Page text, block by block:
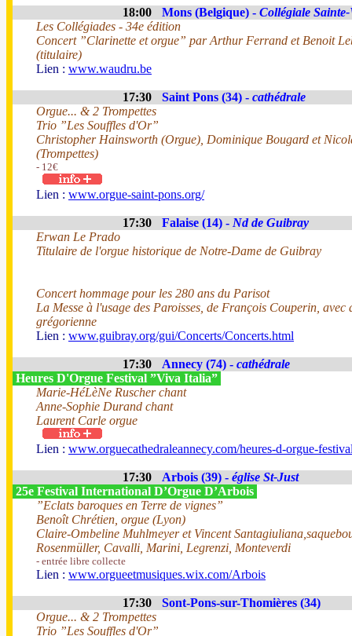
18:00 Mons (Belgique) - Collégiale
Les Collégiades - 34e édition
Concert ”Clarinette et orgue” par Arthur Ferrand et Benoit
(titulaire)
Lien : www.waudru.be
17:30 Saint Pons (34) - cathédrale
Orgue... & 2 Trompettes
Trio ”Les Souffles d'Or”
Christopher Hainsworth (Orgue), Dominique Bougard et
(Trompettes)
- 12€
Lien : www.orgue-saint-pons.org/
17:30 Falaise (14) - Nd de Guibray
Erwan Le Prado
Titulaire de l'orgue historique de Notre-Dame de Guibray
Concert hommage pour les 280 ans du Parisot
La Messe à l'usage des Paroisses, de François Couperin, avec
grégorienne
Lien : www.guibray.org/gui/Concerts/Concerts.html
17:30 Annecy (74) - cathédrale
Heures D'Orgue Festival ”Viva Italia”
Marie-HéLèNe Ruscher chant
Anne-Sophie Durand chant
Laurent Carle orgue
Lien : www.orguecathedraleannecy.com/heures-d-orgue-
17:30 Arbois (39) - église St-Just
25e Festival International D’Orgue D’Arbois
”Eclats baroques en Terre de vignes”
Benoît Chrétien, orgue (Lyon)
Claire-Ombeline Muhlmeyer et Vincent
Rosenmüller, Cavalli, Marini, Legrenzi, Monteverdi
- entrée libre collecte
Lien : www.orgueetmusiques.wix.com/Arbois
17:30
Sont-Pons-sur-Thomières (34)
Orgue... & 2 Trompettes
Trio ”Les Souffles d'Or”